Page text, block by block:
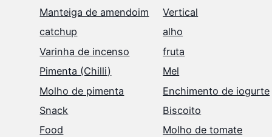
Manteiga de amendoim
Vertical
catchup
alho
Varinha de incenso
fruta
Pimenta (Chilli)
Mel
Molho de pimenta
Enchimento de iogurte
Snack
Biscoito
Food
Molho de tomate